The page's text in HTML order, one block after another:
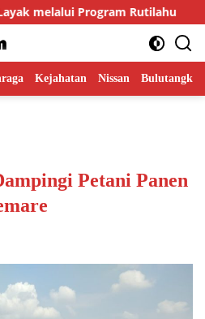
Program Rutilahu
Kejahatan Nissan Bulutangkis
Petani Panen